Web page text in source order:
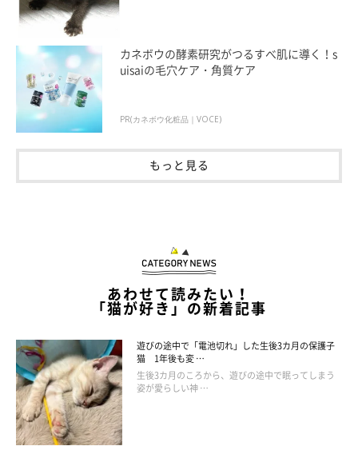
カネボウの酵素研究がつるすべ肌に導く！s
uisaiの毛穴ケア・角質ケア
PR(カネボウ化粧品｜VOCE)
もっと見る
あわせて読みたい！
「猫が好き」の新着記事
遊びの途中で「電池切れ」した生後3カ月の保護子
猫 1年後も変 …
生後3カ月のころから、遊びの途中で眠ってしまう
姿が愛らしい神 …